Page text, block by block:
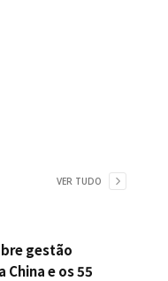
VER TUDO
gestão
China e os 55